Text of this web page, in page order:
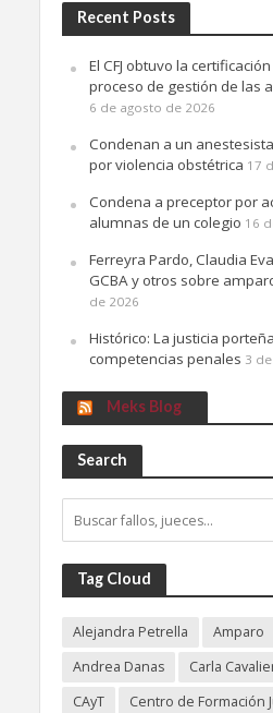
Recent Posts
El CFJ obtuvo la
proceso de gestión de las
6 de agosto de 2026
Condenan a un
por violencia obstétrica 17
Condena a preceptor por
alumnas de un colegio 16
Ferreyra Pardo, Claudia
GCBA y otros sobre
de 2026
Histórico: La justicia
competencias penales 3
Meks Blog
Search
Tag Cloud
Alejandra Petrella Amparo
Andrea Danas
Carla
CAyT
Centro de Formación